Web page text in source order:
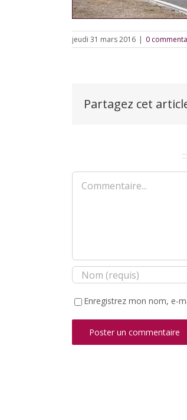
jeudi 31 mars 2016 | 0
Partagez cet
Commentaire
Enregistrez mon nom, e-